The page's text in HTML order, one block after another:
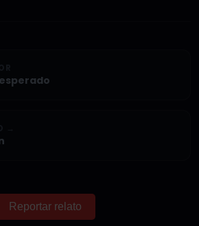
Reportar relato